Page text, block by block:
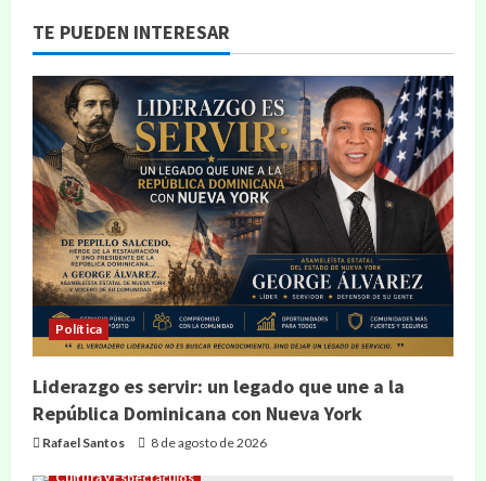
TE PUEDEN INTERESAR
Política
Liderazgo es servir: un legado que une a la
República Dominicana con Nueva York
Rafael Santos 8 de agosto de 2026
Cultura y Espectáculos